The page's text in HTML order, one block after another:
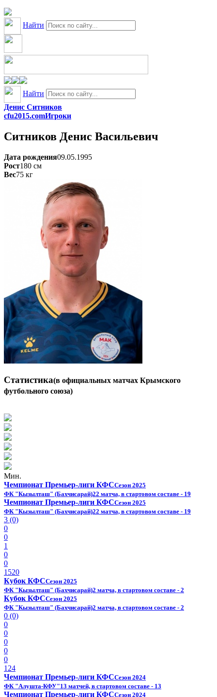
Найти
Найти
Денис Ситников
cfu2015.comИгроки
Ситников Денис Васильевич
Дата рождения09.05.1995
Рост180 см
Вес75 кг
Статистика(в официальных матчах Крымского
футбольного союза)
Мин.
Чемпионат Премьер-лиги КФССезон 2025
ФК "Кызылташ" (Бахчисарай)22 матча, в стартовом составе - 19
Чемпионат Премьер-лиги КФССезон 2025
ФК "Кызылташ" (Бахчисарай)22 матча, в стартовом составе - 19
3 (0)
0
0
1
0
0
1520
Кубок КФССезон 2025
ФК "Кызылташ" (Бахчисарай)2 матча, в стартовом составе - 2
Кубок КФССезон 2025
ФК "Кызылташ" (Бахчисарай)2 матча, в стартовом составе - 2
0 (0)
0
0
0
0
0
124
Чемпионат Премьер-лиги КФССезон 2024
ФК "Алушта-КФУ"13 матчей, в стартовом составе - 13
Чемпионат Премьер-лиги КФССезон 2024